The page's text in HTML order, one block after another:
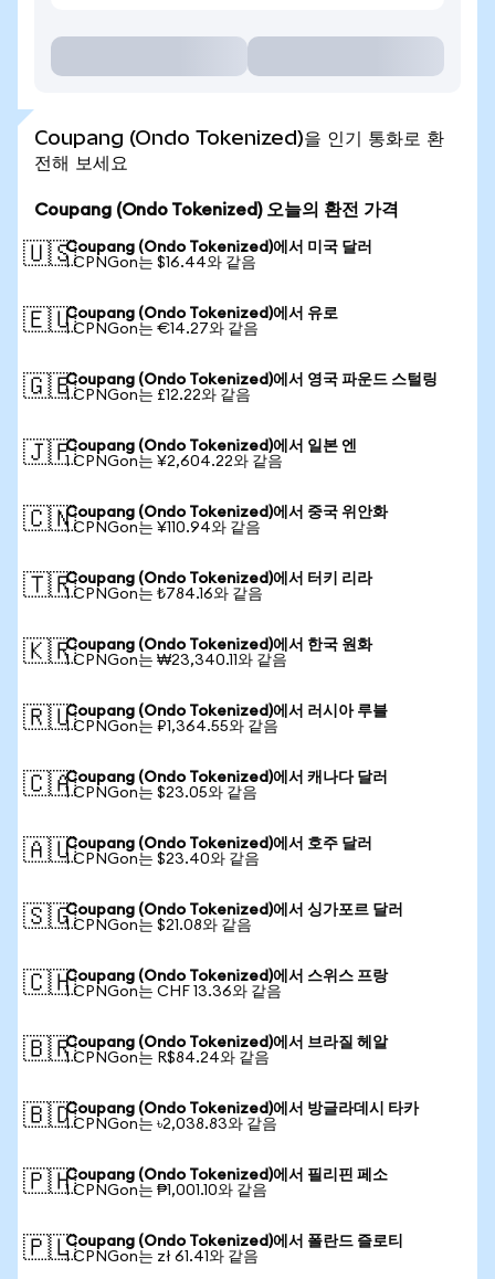
Coupang (Ondo Tokenized)을 인기 통화로 환
전해 보세요
Coupang (Ondo Tokenized) 오늘의 환전 가격
🇺🇸Coupang (Ondo Tokenized)에서 미국 달러
1 CPNGon는 $16.44와 같음
🇪🇺Coupang (Ondo Tokenized)에서 유로
1 CPNGon는 €14.27와 같음
🇬🇧Coupang (Ondo Tokenized)에서 영국 파운드 스털링
1 CPNGon는 £12.22와 같음
🇯🇵Coupang (Ondo Tokenized)에서 일본 엔
1 CPNGon는 ¥2,604.22와 같음
🇨🇳Coupang (Ondo Tokenized)에서 중국 위안화
1 CPNGon는 ¥110.94와 같음
🇹🇷Coupang (Ondo Tokenized)에서 터키 리라
1 CPNGon는 ₺784.16와 같음
🇰🇷Coupang (Ondo Tokenized)에서 한국 원화
1 CPNGon는 ₩23,340.11와 같음
🇷🇺Coupang (Ondo Tokenized)에서 러시아 루블
1 CPNGon는 ₽1,364.55와 같음
🇨🇦Coupang (Ondo Tokenized)에서 캐나다 달러
1 CPNGon는 $23.05와 같음
🇦🇺Coupang (Ondo Tokenized)에서 호주 달러
1 CPNGon는 $23.40와 같음
🇸🇬Coupang (Ondo Tokenized)에서 싱가포르 달러
1 CPNGon는 $21.08와 같음
🇨🇭Coupang (Ondo Tokenized)에서 스위스 프랑
1 CPNGon는 CHF 13.36와 같음
🇧🇷Coupang (Ondo Tokenized)에서 브라질 헤알
1 CPNGon는 R$84.24와 같음
🇧🇩Coupang (Ondo Tokenized)에서 방글라데시 타카
1 CPNGon는 ৳2,038.83와 같음
🇵🇭Coupang (Ondo Tokenized)에서 필리핀 페소
1 CPNGon는 ₱1,001.10와 같음
🇵🇱Coupang (Ondo Tokenized)에서 폴란드 즐로티
1 CPNGon는 zł 61.41와 같음